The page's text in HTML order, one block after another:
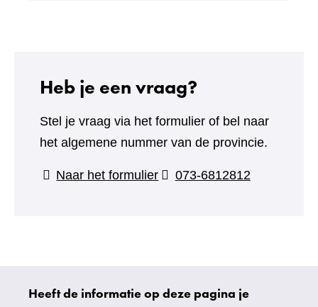
Heb je een vraag?
Stel je vraag via het formulier of bel naar
het algemene nummer van de provincie.
Naar het formulier(verwijst
073-6812812
Uw
Heeft de informatie op deze pagina je